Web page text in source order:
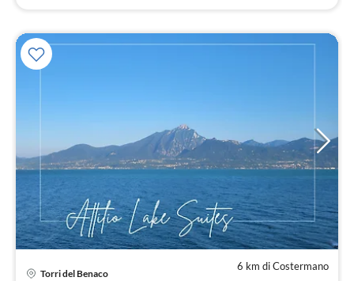
6 km di Costermano
Torri del Benaco